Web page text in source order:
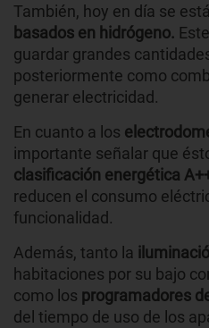
También, hoy en día se
basados en hidrógeno.
guardar grandes
posteriormente como
generar electricidad.
En cuanto a los
importante señalar que
clasificación energética
reducen el consumo
funcionalidad.
Además, tanto la
habitaciones por su bajo
como los programadores
del tiempo de uso de los